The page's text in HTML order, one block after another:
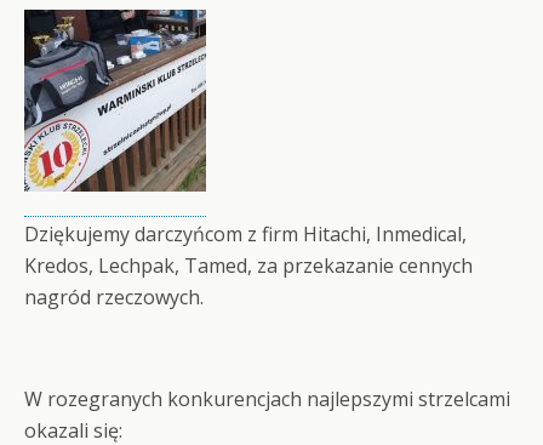
Dziękujemy darczyńcom z firm Hitachi, Inmedical,
Kredos, Lechpak, Tamed, za przekazanie cennych
nagród rzeczowych.
W rozegranych konkurencjach najlepszymi strzelcami
okazali się: